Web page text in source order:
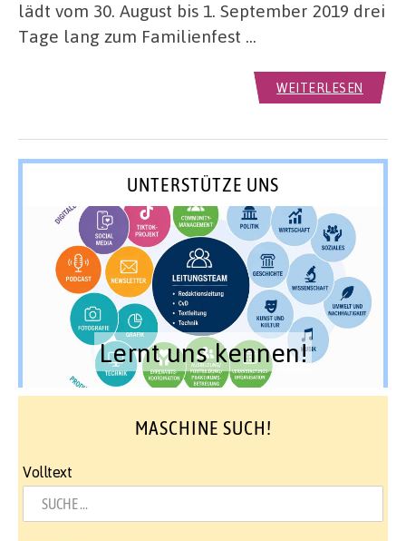
lädt vom 30. August bis 1. September 2019 drei
Tage lang zum Familienfest …
WEITERLESEN
UNTERSTÜTZE UNS
Lernt uns kennen!
MASCHINE SUCH!
Volltext